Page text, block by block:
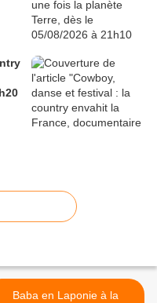
Baba en Laponie à la